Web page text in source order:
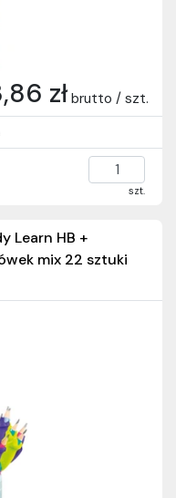
zł brutto / szt.
szt.
Learn HB +
mix 22 sztuki